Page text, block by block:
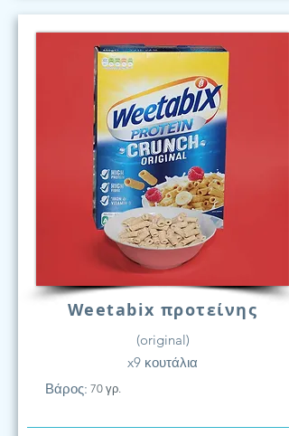
Weetabix προτείνης
(original)
x9 κουτάλια
Βάρος: 70 γρ.